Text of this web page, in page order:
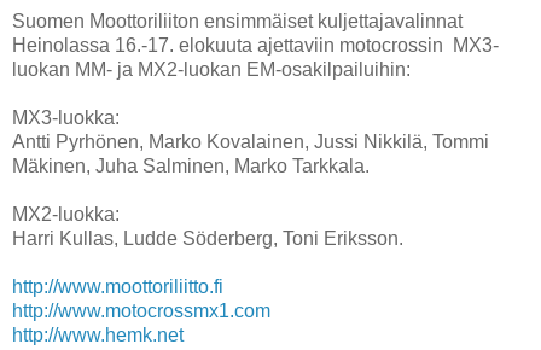
Suomen Moottoriliiton ensimmäiset kuljettajavalinnat
Heinolassa 16.-17. elokuuta ajettaviin motocrossin MX3-
luokan MM- ja MX2-luokan EM-osakilpailuihin:
MX3-luokka:
Antti Pyrhönen, Marko Kovalainen, Jussi Nikkilä, Tommi
Mäkinen, Juha Salminen, Marko Tarkkala.
MX2-luokka:
Harri Kullas, Ludde Söderberg, Toni Eriksson.
http://www.moottoriliitto.fi
http://www.motocrossmx1.com
http://www.hemk.net